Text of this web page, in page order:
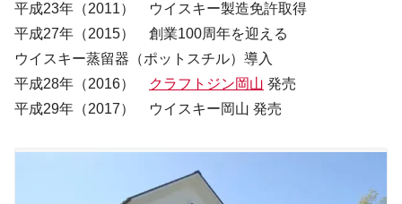
平成23年（2011） ウイスキー製造免許取得
平成27年（2015） 創業100周年を迎える
ウイスキー蒸留器（ポットスチル）導入
平成28年（2016）
クラフトジン岡山 発売
平成29年（2017） ウイスキー岡山 発売